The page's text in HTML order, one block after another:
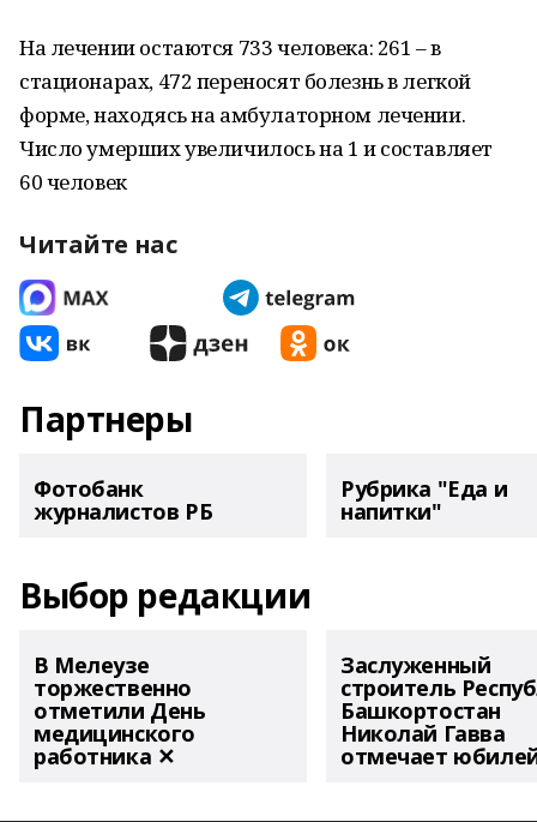
На лечении остаются 733 человека: 261 – в
стационарах, 472 переносят болезнь в легкой
форме, находясь на амбулаторном лечении.
Число умерших увеличилось на 1 и составляет
60 человек
Читайте нас
Партнеры
Фотобанк
журналистов РБ
Рубрика "Еда и
напитки"
Выбор редакции
В Мелеузе
торжественно
отметили День
медицинского
работника ✕
Заслуженный
строитель
Башкортостан
Николай Гавва
отмечает